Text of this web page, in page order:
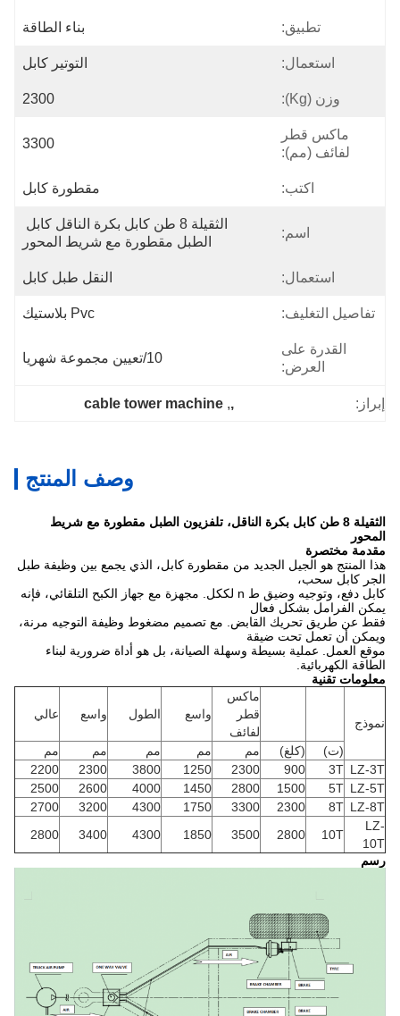
تطبيق: بناء الطاقة
استعمال: التوتير كابل
وزن (kg): 2300
ماكس قطر
لفائف (مم):
3300
اكتب: مقطورة كابل
اسم:
الطبل مقطورة مع شريط المحور
استعمال: النقل طبل كابل
تفاصيل التغليف: Pvc بلاستيك
القدرة على
العرض:
10/تعيين مجموعة شهريا
إبراز: ,
cable tower machine
وصف المنتج
الثقيلة 8 طن كابل بكرة الناقل، تلفزيون الطبل مقطورة مع شريط
المحور
مقدمة مختصرة
هذا المنتج هو الجيل الجديد من مقطورة كابل، الذي يجمع بين وظيفة طبل
الجر كابل سحب،
كابل دفع، وتوجيه وضيق ط n لككل.
مجهزة مع جهاز الكبح التلقائي، فإنه
يمكن الفرامل بشكل فعال
فقط عن طريق تحريك القابض.
مع تصميم مضغوط وظيفة التوجيه مرنة،
ويمكن أن تعمل تحت ضيقة
موقع العمل.
عملية بسيطة وسهلة الصيانة، بل هو أداة ضرورية لبناء
الطاقة الكهربائية.
معلومات تقنية
نموذج
ماكس
قطر
لفائف
واسع الطول واسع عالي
(ت) (كلغ) مم مم مم مم
مم
LZ-3T
3T
900
2300
1250
3800
2300
2200
LZ-5T
5T
1500
2800
1450
4000
2600
2500
LZ-8T
8T
2300
3300
1750
4300
3200
2700
LZ-
10T
10T
2800
3500
1850
4300
3400
2800
رسم